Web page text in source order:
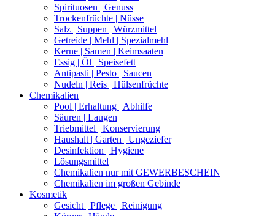
Spirituosen | Genuss
Trockenfrüchte | Nüsse
Salz | Suppen | Würzmittel
Getreide | Mehl | Spezialmehl
Kerne | Samen | Keimsaaten
Essig | Öl | Speisefett
Antipasti | Pesto | Saucen
Nudeln | Reis | Hülsenfrüchte
Chemikalien
Pool | Erhaltung | Abhilfe
Säuren | Laugen
Triebmittel | Konservierung
Haushalt | Garten | Ungeziefer
Desinfektion | Hygiene
Lösungsmittel
Chemikalien nur mit GEWERBESCHEIN
Chemikalien im großen Gebinde
Kosmetik
Gesicht | Pflege | Reinigung